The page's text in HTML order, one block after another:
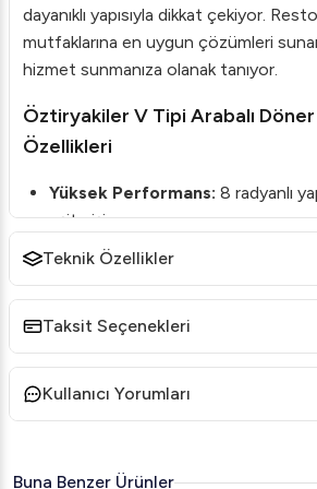
dayanıklı yapısıyla dikkat çekiyor.
mutfaklarına en uygun çözümleri
hizmet sunmanıza olanak tanıyor.
Öztiryakiler V Tipi Arabalı Döner
Özellikleri
Yüksek Performans: 8 radyanlı
eşit pişirme.
Görsel Denetim Kolaylığı:
sürecinin kolaylıkla takip edilmesini
Güçlü Isı Ayarı:Hem LPG hem
Kolay Taşıma:
Arabalı yapısıyla
uzun ömürlü kullanım sağlar.
Teknik Özellikler
Taksit Seçenekleri
Kullanıcı Yorumları
Buna Benzer Ürünler